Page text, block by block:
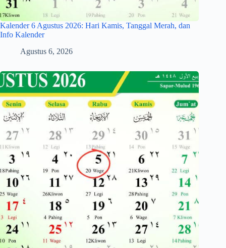
Kalender 6 Agustus 2026: Hari Kamis, Tanggal Merah, dan
Info Kalender
Agustus 6, 2026